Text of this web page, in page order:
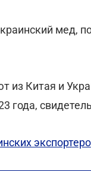
мед,
из Китая и
года,